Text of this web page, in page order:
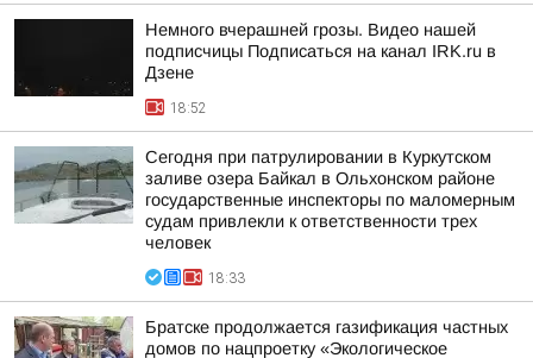
Немного вчерашней грозы. Видео нашей
подписчицы Подписаться на канал IRK.ru в
Дзене
18:52
Сегодня при патрулировании в Куркутском
заливе озера Байкал в Ольхонском районе
государственные инспекторы по маломерным
судам привлекли к ответственности трех
человек
18:33
Братске продолжается газификация частных
домов по нацпроетку «Экологическое